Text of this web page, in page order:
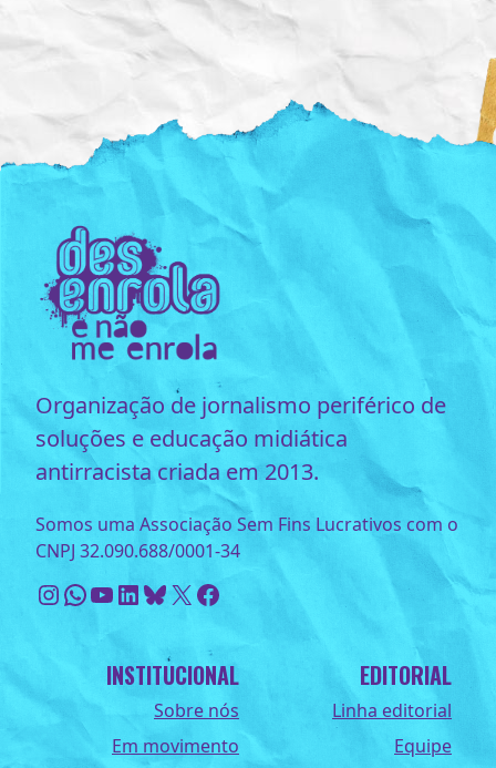
Organização de jornalismo periférico de
soluções e educação midiática
antirracista criada em 2013.
Somos uma Associação Sem Fins Lucrativos com o
CNPJ 32.090.688/0001-34
Instagram
WhatsApp
Youtube
LinkedIn
Bluesky
X Facebook
INSTITUCIONAL
Sobre nós
Em movimento
EDITORIAL
Linha editorial
Equipe